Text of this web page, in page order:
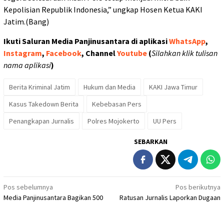
Kepolisian Republik Indonesia,” ungkap Hosen Ketua KAKI
Jatim.(Bang)
Ikuti Saluran Media Panjinusantara di aplikasiWhatsApp,
Instagram, Facebook, ChannelYoutube (Silahkan klik tulisan
nama aplikasi)
Berita Kriminal Jatim Hukum dan Media
KAKI Jawa Timur
Kasus Takedown Berita
Kebebasan Pers
Penangkapan Jurnalis
Polres Mojokerto UU Pers
SEBARKAN
Navigasi
Pos sebelumnya
Media Panjinusantara Bagikan 500
Pos berikutnya
Ratusan Jurnalis Laporkan Dugaan